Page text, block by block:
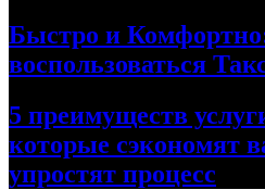
Быстро и
воспользоваться
5 преимуществ
которые сэкономят
упростят процесс